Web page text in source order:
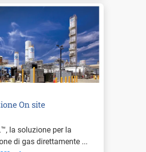
On site
la soluzione per la
di gas direttamente ...